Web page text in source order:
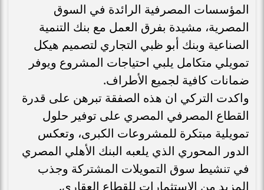
المؤسسات المصرفية الرائدة في السوق
المصرية، مشيدة بفرق العمل مع بنك التنمية
الصناعية وبنك أبو ظبي التجاري لتصميم هيكل
تمويلي متكامل يلبي احتياجات المشروع ويوفر
ضمانات كافية لجميع الأطراف.
واكدت التركي ان هذه الصفقة تبرهن على قدرة
القطاع المصرفي المصري على توفير حلول
تمويلية مبتكرة للمشروعات الكبرى، وتعكس
الدور المحوري الذي يلعبه البنك الأهلي المصري
في تنشيط سوق التمويلات المشتركة وجذب
المزيد من الاستثمارات للقطاع العقاري.